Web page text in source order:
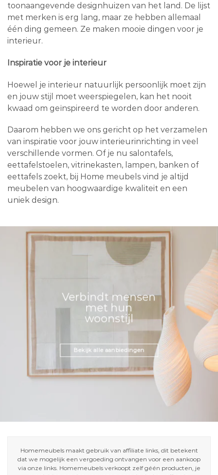
toonaangevende designhuizen van het land. De lijst
met merken is erg lang, maar ze hebben allemaal
één ding gemeen. Ze maken mooie dingen voor je
interieur.
Inspiratie voor je interieur
Hoewel je interieur natuurlijk persoonlijk moet zijn
en jouw stijl moet weerspiegelen, kan het nooit
kwaad om geïnspireerd te worden door anderen.
Daarom hebben we ons gericht op het verzamelen
van inspiratie voor jouw interieurinrichting in veel
verschillende vormen. Of je nu salontafels,
eettafelstoelen, vitrinekasten, lampen, banken of
eettafels zoekt, bij Home meubels vind je altijd
meubelen van hoogwaardige kwaliteit en een
uniek design.
Verbindt mensen
met hun
woonstijl
Bekijk alle aanbiedingen
Homemeubels maakt gebruik van affiliate links, dit betekent
dat we mogelijk een vergoeding ontvangen voor een aankoop
via onze links. Homemeubels verkoopt zelf géén producten, je